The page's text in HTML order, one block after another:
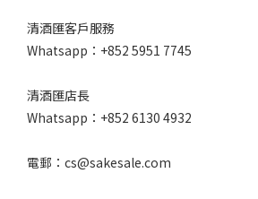
清酒匯客戶服務
Whatsapp：+852 5951 7745
清酒匯店長
Whatsapp：+852 6130 4932
電郵：cs@sakesale.com